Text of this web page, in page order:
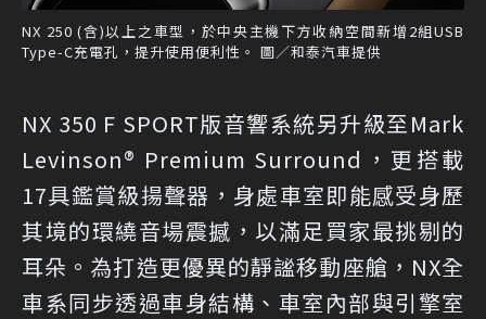
NX 250 (含)以上之車型，於中央主機下方收納空間新增2組USB
Type-C充電孔，提升使用便利性。 圖／和泰汽車提供
NX 350 F SPORT版音響系統另升級至Mark
Levinson® Premium Surround，更搭載
17具鑑賞級揚聲器，身處車室即能感受身歷
其境的環繞音場震撼，以滿足買家最挑剔的
耳朵。為打造更優異的靜謐移動座艙，NX全
車系同步透過車身結構、車室內部與引擎室